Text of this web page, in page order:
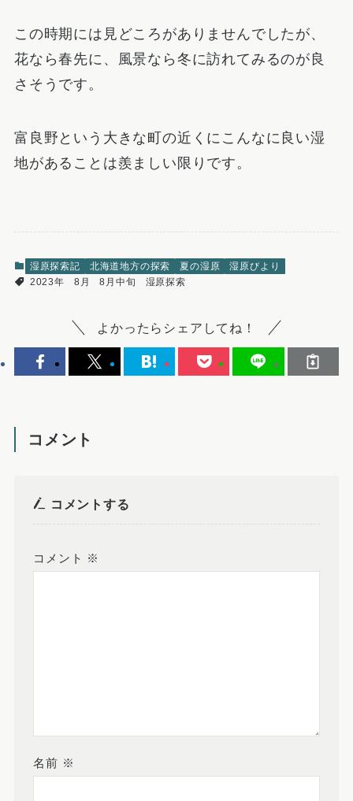
この時期には見どころがありませんでしたが、
花なら春先に、風景なら冬に訪れてみるのが良
さそうです。
富良野という大きな町の近くにこんなに良い湿
地があることは羨ましい限りです。
湿原探索記 北海道地方の探索 夏の湿原
湿原びより
2023年
8月 8月中旬 湿原探索
よかったらシェアしてね！
コメント
コメントする
コメント ※
名前 ※